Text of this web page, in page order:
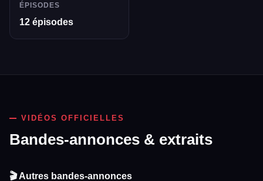
ÉPISODES
12 épisodes
VIDÉOS OFFICIELLES
Bandes-annonces & extraits
🎬 Autres bandes-annonces